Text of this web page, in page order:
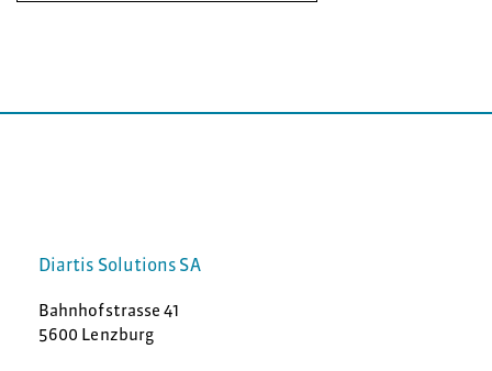
Diartis Solutions SA
Bahnhofstrasse 41
5600 Lenzburg